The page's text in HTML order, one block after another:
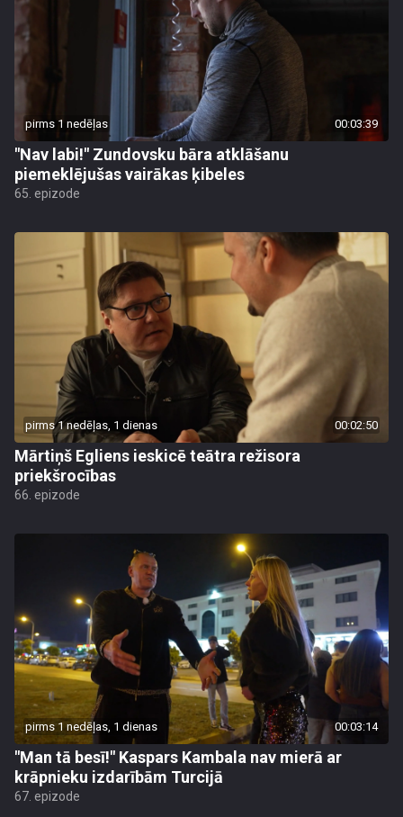
pirms 1 nedēļas 00:03:39
"Nav labi!" Zundovsku bāra atklāšanu
piemeklējušas vairākas ķibeles
65. epizode
pirms 1 nedēļas, 1 dienas 00:02:50
Mārtiņš Egliens ieskicē teātra režisora
priekšrocības
66. epizode
pirms 1 nedēļas, 1 dienas 00:03:14
"Man tā besī!" Kaspars Kambala nav mierā ar
krāpnieku izdarībām Turcijā
67. epizode